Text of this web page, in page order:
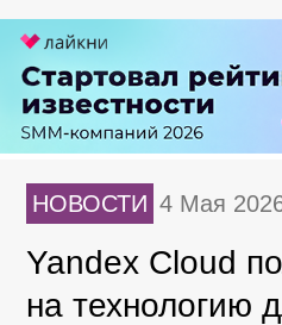
НОВОСТИ 4 Мая
Yandex Cloud
на технологию